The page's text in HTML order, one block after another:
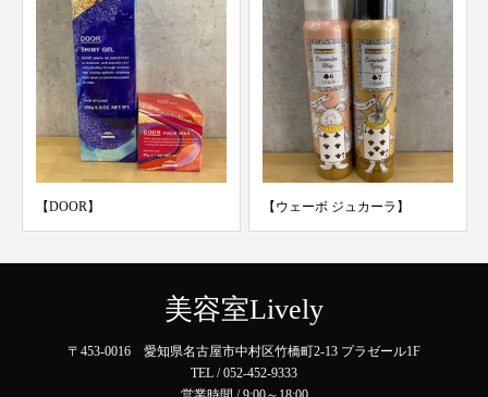
【DOOR】 【ウェーボ ジュカーラ】
美容室Lively
〒453-0016 愛知県名古屋市中村区竹橋町2-13 プラゼール1F
TEL / 052-452-9333